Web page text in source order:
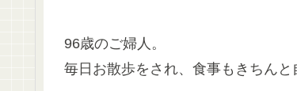
96歳のご婦人。
毎日お散歩をされ、食事もきちんと